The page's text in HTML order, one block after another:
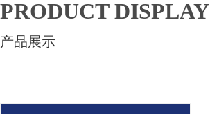
PRODUCT DISPLAY
产品展示